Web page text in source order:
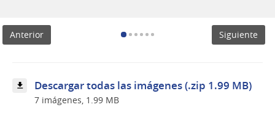
Anterior
Siguiente
Descargar todas las imágenes (.zip 1.99 MB)
7 imágenes, 1.99 MB